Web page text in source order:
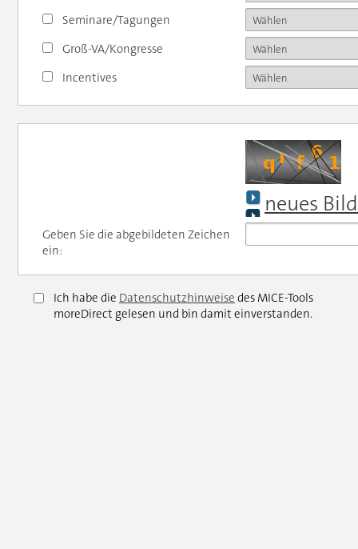
Seminare/Tagungen
Groß-VA/Kongresse
Incentives
neues
Geben Sie die abgebildeten Zeichen
ein:
Ich habe die Datenschutzhinweise des MICE-Tools
moreDirect gelesen und bin damit einverstanden.